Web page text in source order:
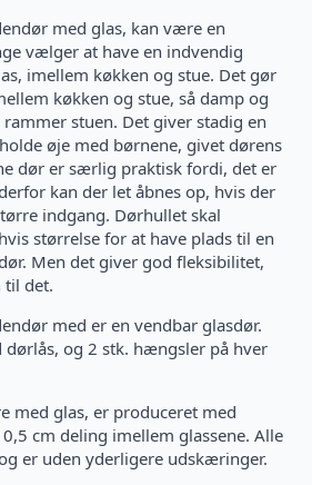
med glas, kan være en
vælger at have en indvendig
imellem køkken og stue. Det gør
køkken og stue, så damp og
stuen. Det giver stadig en
øje med børnene, givet dørens
dør er særlig praktisk fordi, det er
kan der let åbnes op, hvis der
indgang. Dørhullet skal
størrelse for at have plads til en
Men det giver god fleksibilitet,
til det.
med er en vendbar glasdør.
dørlås, og 2 stk. hængsler på hver
med glas, er produceret med
cm deling imellem glassene. Alle
er uden yderligere udskæringer.